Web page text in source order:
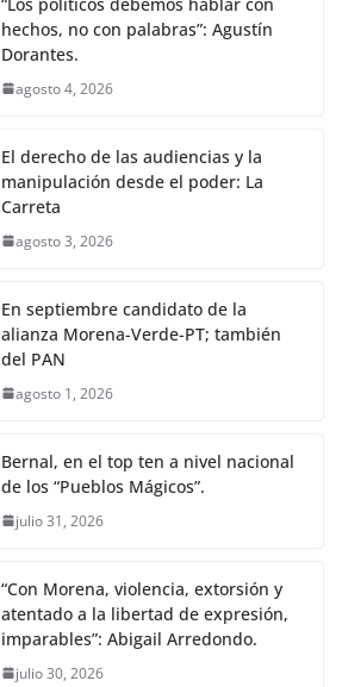
hechos, no con palabras”: Agustín
Dorantes.
agosto 4, 2026
El derecho de las audiencias y la
manipulación desde el poder: La
Carreta
agosto 3, 2026
En septiembre candidato de la
alianza Morena-Verde-PT; también
del PAN
agosto 1, 2026
Bernal, en el top ten a nivel nacional
de los “Pueblos Mágicos”.
julio 31, 2026
“Con Morena, violencia, extorsión y
atentado a la libertad de expresión,
imparables”: Abigail Arredondo.
julio 30, 2026